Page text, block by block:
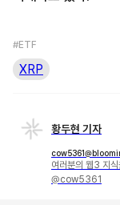
#ETF
XRP
황두현 기자
여러분의 웹3 지
@cow5361